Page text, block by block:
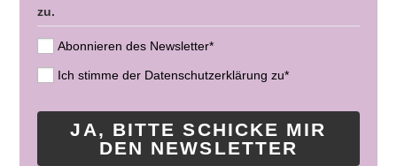
zu.
Abonnieren des Newsletter*
Ich stimme der Datenschutzerklärung zu*
JA, BITTE SCHICKE MIR
DEN NEWSLETTER